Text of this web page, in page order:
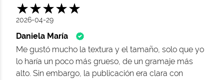
2026-04-29
Daniela María
Me gustó mucho la textura y el tamaño, solo que yo
lo haría un poco más grueso, de un gramaje más
alto. Sin embargo, la publicación era clara con